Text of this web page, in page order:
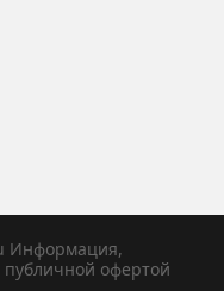
Информация,
офертой